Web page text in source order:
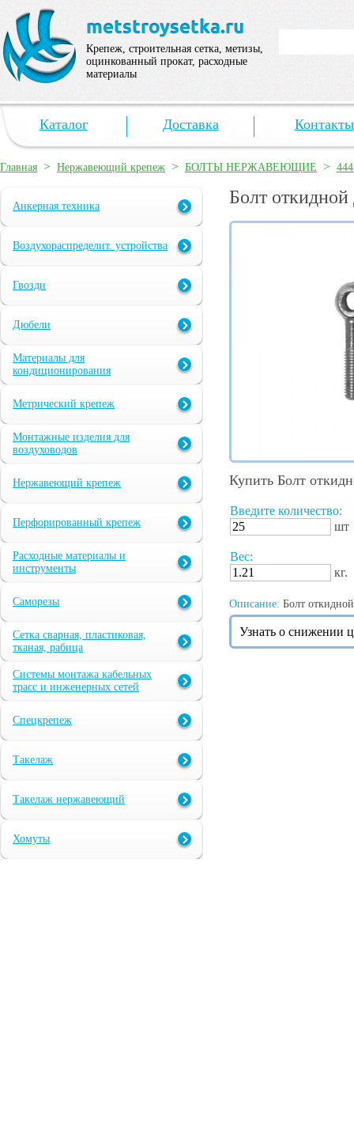
Крепеж, строительная сетка, метизы,
оцинкованный прокат, расходные
материалы
Каталог Доставка Контакты
Главная > Нержавеющий крепеж > БОЛТЫ НЕРЖАВЕЮЩИЕ >
Анкерная техника
Воздухораспределит. устройства
Гвозди
Дюбели
Материалы для
кондиционирования
Метрический крепеж
Монтажные изделия для
воздуховодов
Нержавеющий крепеж
Перфорированный крепеж
Расходные материалы и
инструменты
Саморезы
Сетка сварная, пластиковая,
тканая, рабица
Системы монтажа кабельных
трасс и инженерных сетей
Спецкрепеж
Такелаж
Такелаж нержавеющий
Хомуты
Болт
Купить Болт
Введите количество:
шт
Вес:
кг.
Описание: Болт
Узнать о снижении